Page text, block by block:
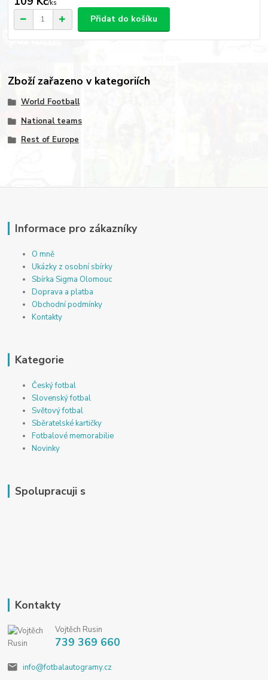
/ks
Přidat do košíku
Zboží zařazeno v kategoriích
World Football
National teams
Rest of Europe
Informace pro zákazníky
O mně
Ukázky z osobní sbírky
Sbírka Sigma Olomouc
Doprava a platba
Obchodní podmínky
Kontakty
Kategorie
Český fotbal
Slovenský fotbal
Světový fotbal
Sběratelské kartičky
Fotbalové memorabilie
Novinky
Spolupracuji s
Kontakty
Vojtěch Rusin
739 369 660
info@fotbalautogramy.cz